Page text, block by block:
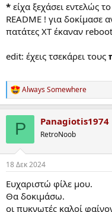
* είχα ξεχάσει εντελώς
README ! για δοκίμασε
πατάτες ΧΤ έκαναν
edit: έχεις τσεκάρει τους
R
e
s
Always Somewhere
P Panagiotis1974
RetroNoob
18 Δεκ 2024
Ευχαριστώ φίλε μου.
Θα δοκιμάσω.
οι πυκνωτές καλοί